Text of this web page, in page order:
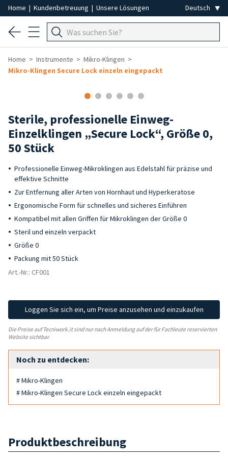
Home | Kundenbetreuung | Unsere Lösungen
Home Instrumente
Mikro-Klingen
Mikro-Klingen Secure Lock einzeln eingepackt
Sterile, professionelle Einweg-
Einzelklingen „Secure Lock“, Größe 0,
50 Stück
Professionelle Einweg-Mikroklingen aus Edelstahl für präzise und
effektive Schnitte
Zur Entfernung aller Arten von Hornhaut und Hyperkeratose
Ergonomische Form für schnelles und sicheres Einführen
Kompatibel mit allen Griffen für Mikroklingen der Größe 0
Steril und einzeln verpackt
Größe 0
Packung mit 50 Stück
Art.-Nr.: CF001
Loggen Sie sich ein, um Preise anzusehen und einzukaufen
Die Preise auf Tecniwork.it sind nur nach Anmeldung auf der für Fachleute reservierten
Website sichtbar.
Noch zu entdecken:
# Mikro-Klingen
# Mikro-Klingen Secure Lock einzeln eingepackt
Produktbeschreibung